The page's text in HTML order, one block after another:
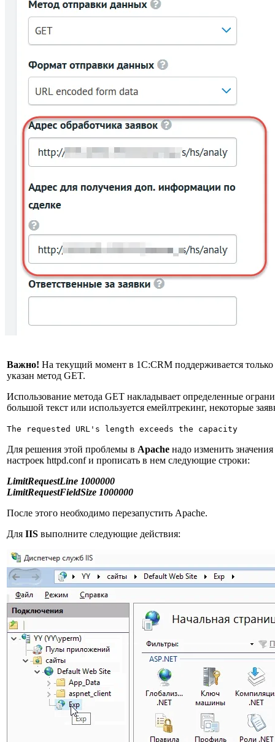
Важно! На текущий момент в 1С:CRM поддерживается
указан метод GET.
Использование метода GET накладывает определенные
большой текст или используется емейлтрекинг, некоторые
The requested URL's length exceeds the capacity
Для решения этой проблемы в Apache надо изменить
настроек httpd.conf и прописать в нем следующие строки:
LimitRequestLine 1000000
LimitRequestFieldSize 1000000
После этого необходимо перезапустить Apache.
Для IIS выполните следующие действия: